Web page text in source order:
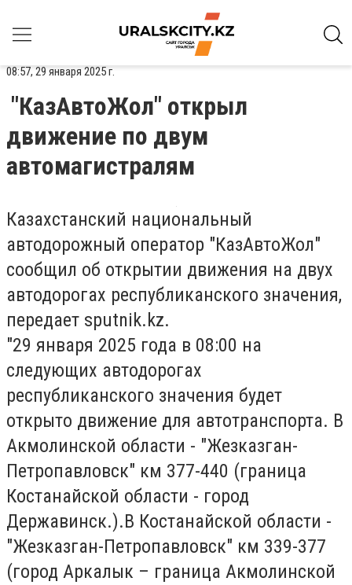
08:57, 29 января 2025 г.
"КазАвтоЖол" открыл
движение по двум
автомагистралям
Казахстанский национальный
автодорожный оператор "КазАвтоЖол"
сообщил об открытии движения на двух
автодорогах республиканского значения,
передает sputnik.kz.
"29 января 2025 года в 08:00 на
следующих автодорогах
республиканского значения будет
открыто движение для автотранспорта. В
Акмолинской области - "Жезказган-
Петропавловск" км 377-440 (граница
Костанайской области - город
Державинск.).В Костанайской области -
"Жезказган-Петропавловск" км 339-377
(город Аркалык – граница Акмолинской